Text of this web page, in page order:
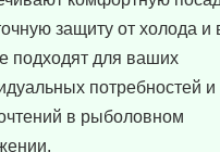
защиту от холода и
подходят для ваших
потребностей и
в рыболовном